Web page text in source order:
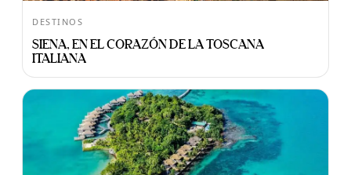
DESTINOS
SIENA, EN EL CORAZÓN DE LA TOSCANA
ITALIANA